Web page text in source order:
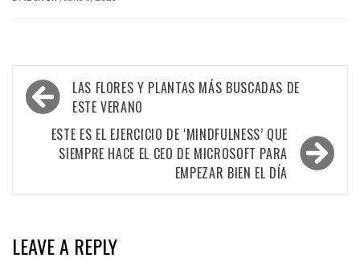
Post
navigation
LAS FLORES Y PLANTAS MÁS BUSCADAS DE
ESTE VERANO
ESTE ES EL EJERCICIO DE ‘MINDFULNESS’ QUE
SIEMPRE HACE EL CEO DE MICROSOFT PARA
EMPEZAR BIEN EL DÍA
LEAVE A REPLY